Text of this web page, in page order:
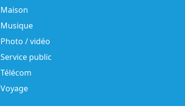
Maison
Musique
Photo / vidéo
Service public
Télécom
Voyage